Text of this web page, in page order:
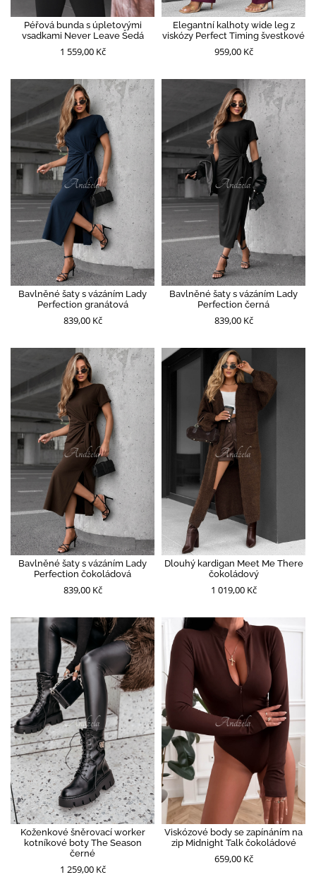
Péřová bunda s úpletovými
vsadkami Never Leave Šedá
1 559,00 Kč
Elegantní kalhoty wide leg z
viskózy Perfect Timing švestkové
959,00 Kč
Bavlněné šaty s vázáním Lady
Perfection granátová
839,00 Kč
Bavlněné šaty s vázáním Lady
Perfection černá
839,00 Kč
Bavlněné šaty s vázáním Lady
Perfection čokoládová
839,00 Kč
Dlouhý kardigan Meet Me There
čokoládový
1 019,00 Kč
Koženkové šněrovací worker
kotníkové boty The Season
černé
1 259,00 Kč
Viskózové body se zapínáním na
zip Midnight Talk čokoládové
659,00 Kč